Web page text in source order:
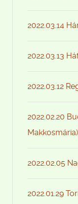
2022.03.14
2022.03.13
2022.03.12
2022.02.20
Makkosmária)
2022.02.05
2022.01.29